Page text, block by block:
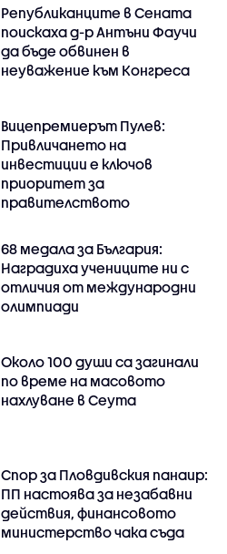
Републиканците в Сената
поискаха д-р Антъни Фаучи
да бъде обвинен в
неуважение към Конгреса
Вицепремиерът Пулев:
Привличането на
инвестиции е ключов
приоритет за
правителството
68 медала за България:
Наградиха учениците ни с
отличия от международни
олимпиади
Около 100 души са загинали
по време на масовото
нахлуване в Сеута
Спор за Пловдивския панаир:
ПП настоява за незабавни
действия, финансовото
министерство чака съда